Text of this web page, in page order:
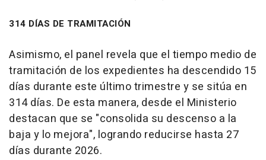
314 DÍAS DE TRAMITACIÓN
Asimismo, el panel revela que el tiempo medio de
tramitación de los expedientes ha descendido 15
días durante este último trimestre y se sitúa en
314 días. De esta manera, desde el Ministerio
destacan que se "consolida su descenso a la
baja y lo mejora", logrando reducirse hasta 27
días durante 2026.